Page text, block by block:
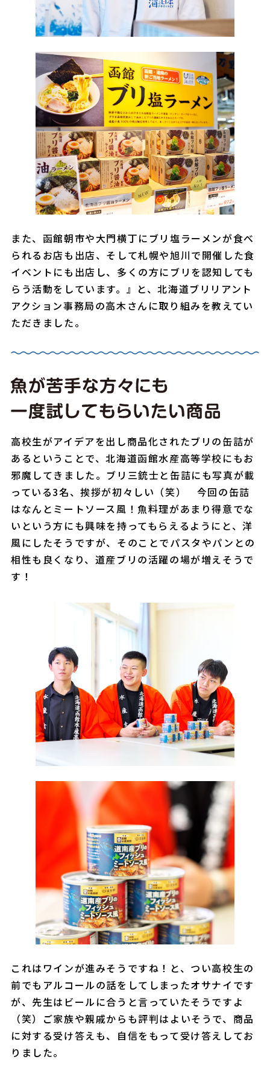
また、函館朝市や大門横丁にブリ塩ラーメンが食べ
られるお店も出店、そして札幌や旭川で開催した食
イベントにも出店し、多くの方にブリを認知しても
らう活動をしています。』と、北海道ブリリアント
アクション事務局の高木さんに取り組みを教えてい
ただきました。
高校生がアイデアを出し商品化されたブリの缶詰が
あるということで、北海道函館水産高等学校にもお
邪魔してきました。ブリ三銃士と缶詰にも写真が載
っている3名、挨拶が初々しい（笑） 今回の缶詰
はなんとミートソース風！魚料理があまり得意でな
いという方にも興味を持ってもらえるようにと、洋
風にしたそうですが、そのことでパスタやパンとの
相性も良くなり、道産ブリの活躍の場が増えそうで
す！
これはワインが進みそうですね！と、つい高校生の
前でもアルコールの話をしてしまったオサナイです
が、先生はビールに合うと言っていたそうですよ
（笑）ご家族や親戚からも評判はよいそうで、商品
に対する受け答えも、自信をもって受け答えしてお
りました。